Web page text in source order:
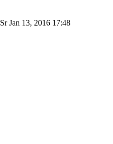
Sr Jan 13, 2016 17:48